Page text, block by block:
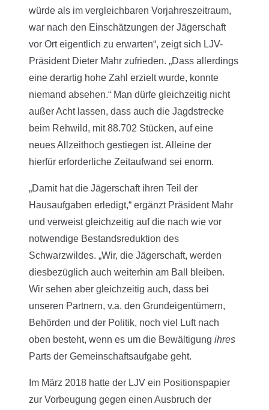
würde als im vergleichbaren Vorjahreszeitraum,
war nach den Einschätzungen der Jägerschaft
vor Ort eigentlich zu erwarten“, zeigt sich LJV-
Präsident Dieter Mahr zufrieden. „Dass allerdings
eine derartig hohe Zahl erzielt wurde, konnte
niemand absehen.“ Man dürfe gleichzeitig nicht
außer Acht lassen, dass auch die Jagdstrecke
beim Rehwild, mit 88.702 Stücken, auf eine
neues Allzeithoch gestiegen ist. Alleine der
hierfür erforderliche Zeitaufwand sei enorm.
„Damit hat die Jägerschaft ihren Teil der
Hausaufgaben erledigt,“ ergänzt Präsident Mahr
und verweist gleichzeitig auf die nach wie vor
notwendige Bestandsreduktion des
Schwarzwildes. „Wir, die Jägerschaft, werden
diesbezüglich auch weiterhin am Ball bleiben.
Wir sehen aber gleichzeitig auch, dass bei
unseren Partnern, v.a. den Grundeigentümern,
Behörden und der Politik, noch viel Luft nach
oben besteht, wenn es um die Bewältigung ihres
Parts der Gemeinschaftsaufgabe geht.
Im März 2018 hatte der LJV ein Positionspapier
zur Vorbeugung gegen einen Ausbruch der